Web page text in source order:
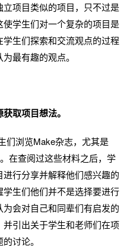
项目类似的项目，只不过是
学生们对一个复杂的项目是
生们探索和交流观点的过程
最有趣的观点。
取项目想法。
们浏览Make杂志，尤其是
在查阅过这些材料之后，学
行分享并解释他们感兴趣的
生们他们并不是选择要进行
会对自己和同辈们有启发的
引出关于学生和老师们在项
讨论。